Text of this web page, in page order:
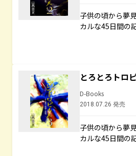
子供の頃から夢
カルな45日間の
とろとろト
D-Books
2018.07.26 発売
子供の頃から夢
カルな45日間の